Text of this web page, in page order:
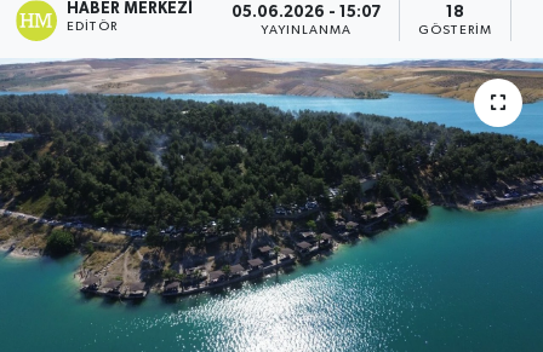
HABER MERKEZI
EDITÖR
05.06.2026 - 15:07
YAYINLANMA
18
GÖSTERIM